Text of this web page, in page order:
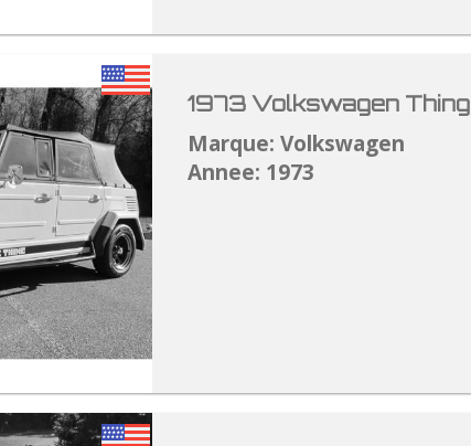
1973 Volkswagen Thing
Marque: Volkswagen
Annee: 1973